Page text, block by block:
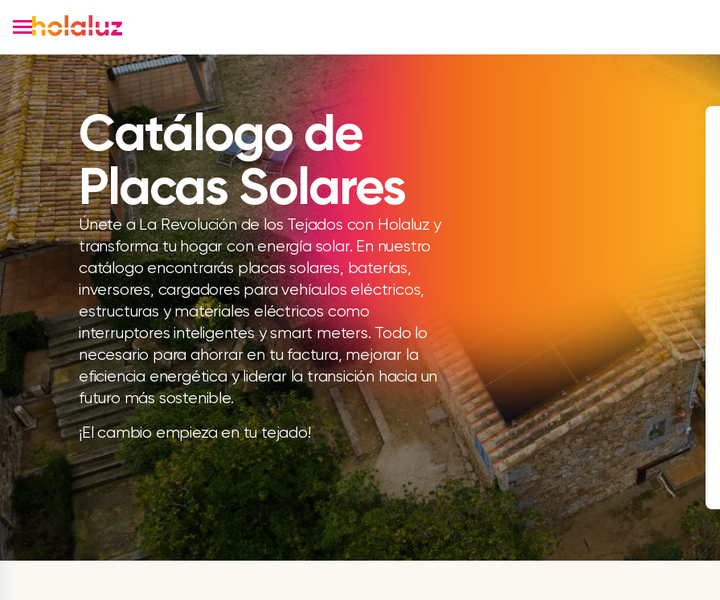
Catálogo de
Placas Solares
Únete a La Revolución de los Tejados con Holaluz y
transforma tu hogar con energía solar. En nuestro
catálogo encontrarás placas solares, baterías,
inversores, cargadores para vehículos eléctricos,
estructuras y materiales eléctricos como
interruptores inteligentes y smart meters. Todo lo
necesario para ahorrar en tu factura, mejorar la
eficiencia energética y liderar la transición hacia un
futuro más sostenible.
¡El cambio empieza en tu tejado!